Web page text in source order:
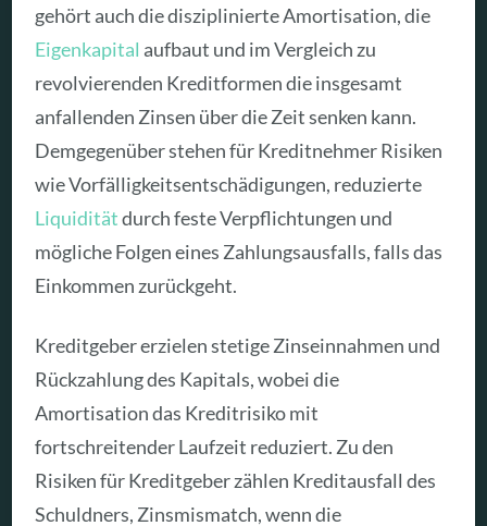
gehört auch die disziplinierte Amortisation, die
Eigenkapital aufbaut und im Vergleich zu
revolvierenden Kreditformen die insgesamt
anfallenden Zinsen über die Zeit senken kann.
Demgegenüber stehen für Kreditnehmer Risiken
wie Vorfälligkeitsentschädigungen, reduzierte
Liquiditätdurch feste Verpflichtungen und
mögliche Folgen eines Zahlungsausfalls, falls das
Einkommen zurückgeht.
Kreditgeber erzielen stetige Zinseinnahmen und
Rückzahlung des Kapitals, wobei die
Amortisation das Kreditrisiko mit
fortschreitender Laufzeit reduziert. Zu den
Risiken für Kreditgeber zählen Kreditausfall des
Schuldners, Zinsmismatch, wenn die